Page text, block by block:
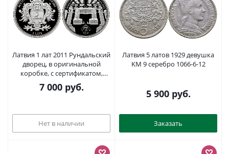
Латвия 1 лат 2011 Рундальский
дворец, в оригинальной
коробке, с сертификатом,
тираж 5000 экз., KM 121
серебро PROOF 2-4-2-05
7 000руб.
Нет в наличии
Латвия 5 латов 1929 девушка
KM 9 серебро 1066-6-12
5 900руб.
Заказать